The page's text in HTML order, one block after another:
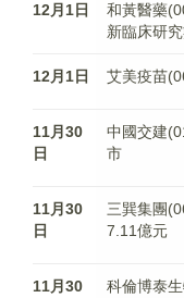
12月1日
和黃醫藥
新臨床研
12月1日 艾美疫苗
11月30
日
中國交建
市​​​​​​​
11月30
日
三巽集團
7.11億元
11月30
科倫博泰